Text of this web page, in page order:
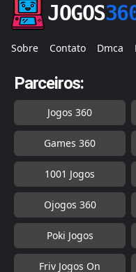
JOGOS
Sobre Contato Dmca
Parceiros:
Jogos 360
Games 360
1001 Jogos
Ojogos 360
Poki Jogos
Friv Jogos On